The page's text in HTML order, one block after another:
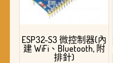
ESP32-S3 微控制器(內
建 WiFi、Bluetooth, 附
排針)